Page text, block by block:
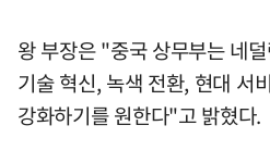
왕 부장은 "중국 상무부는 네
기술 혁신, 녹색 전환, 현대 서
강화하기를 원한다"고 밝혔다.